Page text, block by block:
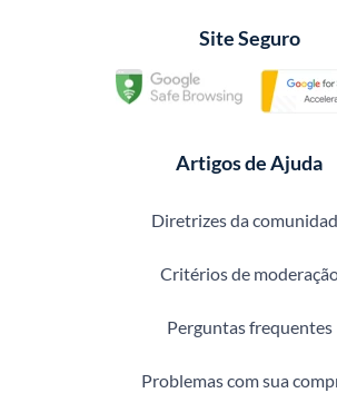
Site Seguro
Artigos de Ajuda
Diretrizes da
Critérios de
Perguntas frequentes
Problemas com sua